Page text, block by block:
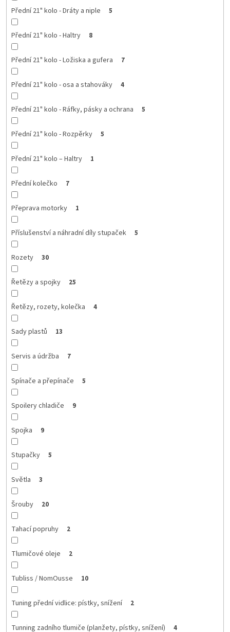
Přední 21" kolo - Dráty a niple 5
Přední 21" kolo - Haltry 8
Přední 21" kolo - Ložiska a gufera 7
Přední 21" kolo - osa a stahováky 4
Přední 21" kolo - Ráfky, pásky a ochrana 5
Přední 21" kolo - Rozpěrky 5
Přední 21" kolo – Haltry 1
Přední kolečko 7
Přeprava motorky 1
Příslušenství a náhradní díly stupaček 5
Rozety 30
Řetězy a spojky 25
Řetězy, rozety, kolečka 4
Sady plastů 13
Servis a údržba 7
Spínače a přepínače 5
Spoilery chladiče 9
Spojka 9
Stupačky 5
Světla 3
Šrouby 20
Tahací popruhy 2
Tlumičové oleje 2
Tubliss / NomOusse 10
Tuning přední vidlice: pístky, snížení 2
Tunning zadního tlumiče (planžety, pístky, snížení) 4